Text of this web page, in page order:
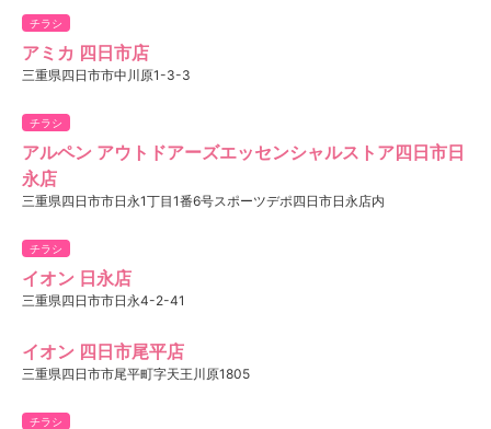
チラシ
アミカ 四日市店
三重県四日市市中川原1-3-3
チラシ
アルペン アウトドアーズエッセンシャルストア四日市日
永店
三重県四日市市日永1丁目1番6号スポーツデポ四日市日永店内
チラシ
イオン 日永店
三重県四日市市日永4-2-41
イオン 四日市尾平店
三重県四日市市尾平町字天王川原1805
チラシ